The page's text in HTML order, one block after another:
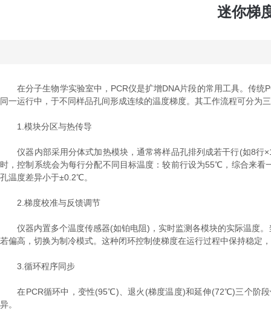
迷你梯
在分子生物学实验室中，PCR仪是扩增DNA片段的常用工具。传统
同一运行中，于不同样品孔间形成连续的温度梯度。其工作流程可分为
1.模块分区与热传导
仪器内部采用分体式加热模块，通常将样品孔排列成若干行(如8行
时，控制系统会为每行分配不同目标温度：较前行设为55℃，综合来
孔温度差异小于±0.2℃。
2.梯度校准与反馈调节
仪器内置多个温度传感器(如铂电阻)，实时监测各模块的实际温度。
若偏高，切换为制冷模式。这种闭环控制使梯度在运行过程中保持稳定
3.循环程序同步
在PCR循环中，变性(95℃)、退火(梯度温度)和延伸(72℃)三个阶段
异。